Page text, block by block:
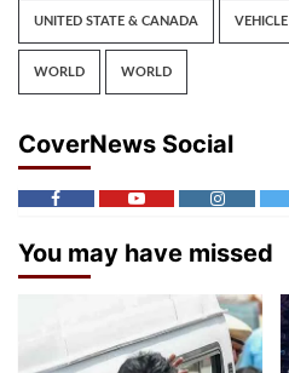
UNITED STATE & CANADA VEHICLE
WORLD WORLD
CoverNews Social
You may have missed